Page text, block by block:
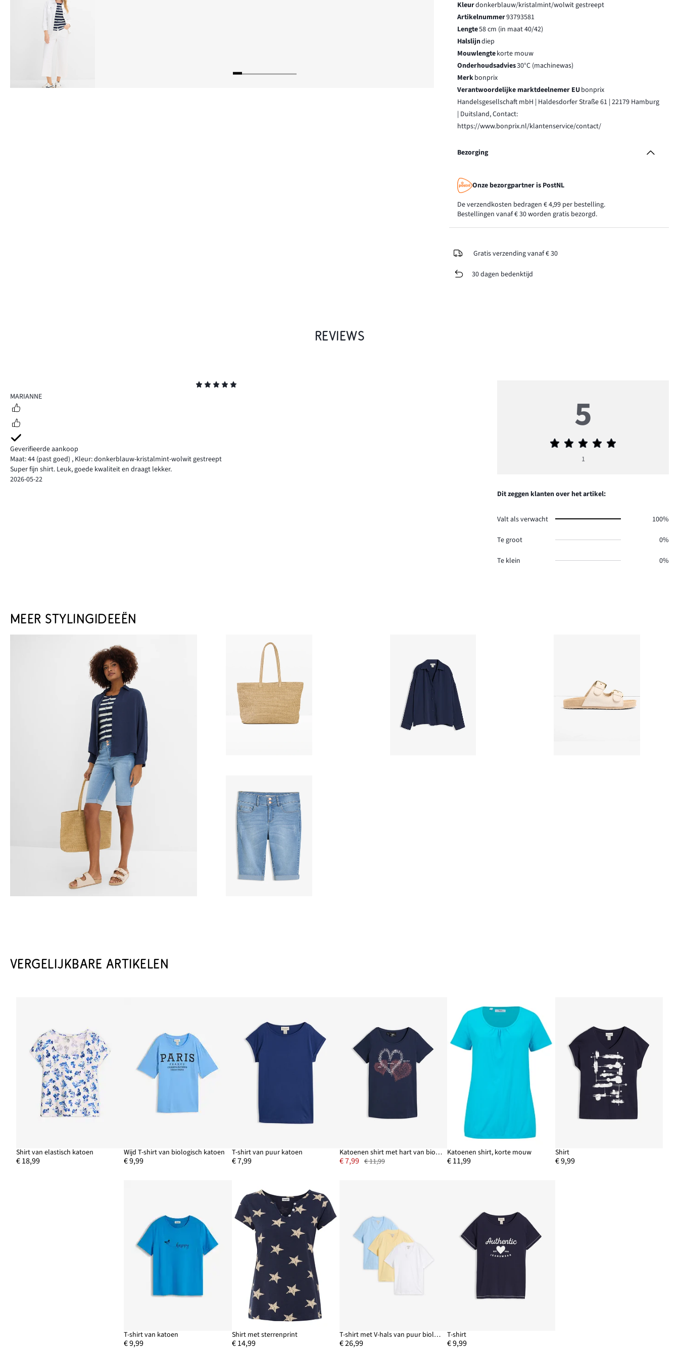
Kleurdonkerblauw/kristalmint/wolwit gestreept
Artikelnummer93793581
Lengte58 cm (in maat 40/42)
Halslijndiep
Mouwlengtekorte mouw
Onderhoudsadvies30°C (machinewas)
Merkbonprix
Verantwoordelijke marktdeelnemer EUbonprix
Handelsgesellschaft mbH | Haldesdorfer Straße 61 | 22179 Hamburg
| Duitsland, Contact:
https://www.bonprix.nl/klantenservice/contact/
Bezorging
Onze bezorgpartner is PostNL
De verzendkosten bedragen € 4,99 per bestelling.
Bestellingen vanaf € 30 worden gratis bezorgd.
Gratis verzending vanaf € 30
30 dagen bedenktijd
REVIEWS
5
MARIANNE
Geverifieerde aankoop
Maat: 44 (past goed) , Kleur: donkerblauw-kristalmint-wolwit gestreept
Super fijn shirt. Leuk, goede kwaliteit en draagt lekker.
2026-05-22
5
Gemiddelde
5
1
Dit zeggen klanten over het artikel:
Valt als verwacht 100%
Te groot 0%
Te klein 0%
MEER STYLINGIDEEËN
VERGELIJKBARE ARTIKELEN
Shirt van elastisch katoen
€ 18,99
Wijd T-shirt van biologisch katoen
€ 9,99
T-shirt van puur katoen
€ 7,99
Katoenen shirt met hart van biologisch katoen
€ 7,99 € 11,99
Katoenen shirt, korte mouw
€ 11,99
Shirt
€ 9,99
T-shirt van katoen
€ 9,99
Shirt met sterrenprint
€ 14,99
T-shirt met V-hals van puur biologisch katoen (set van 3)
€ 26,99
T-shirt
€ 9,99